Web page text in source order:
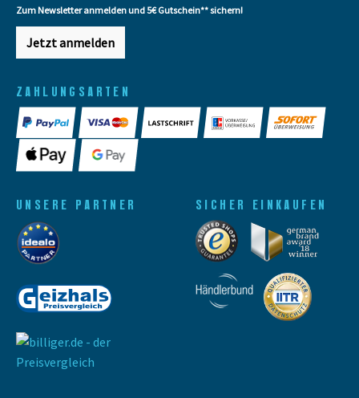
Zum Newsletter anmelden und 5€ Gutschein** sichern!
Jetzt anmelden
ZAHLUNGSARTEN
UNSERE PARTNER SICHER EINKAUFEN